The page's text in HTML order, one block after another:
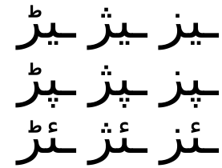
ـيز ـيژ ـيڑ
ـپز ـپژ ـپڑ
ـئز ـئژ ـئڑ